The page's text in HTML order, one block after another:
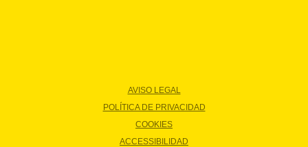
AVISO LEGAL
POLÍTICA DE PRIVACIDAD
COOKIES
ACCESSIBILIDAD